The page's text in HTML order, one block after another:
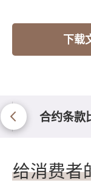
下载
合约条款
给消费者